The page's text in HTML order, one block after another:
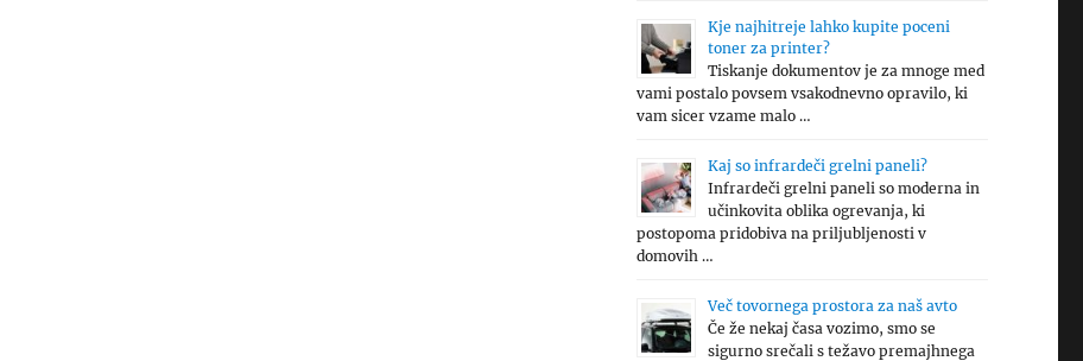
Kje najhitreje lahko kupite poceni
toner za printer?
Tiskanje dokumentov je za mnoge med
vami postalo povsem vsakodnevno opravilo, ki
vam sicer vzame malo …
Kaj so infrardeči grelni paneli?
Infrardeči grelni paneli so moderna in
učinkovita oblika ogrevanja, ki
postopoma pridobiva na priljubljenosti v
domovih …
Več tovornega prostora za naš avto
Če že nekaj časa vozimo, smo se
sigurno srečali s težavo premajhnega